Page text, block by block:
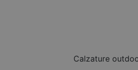
Calzature